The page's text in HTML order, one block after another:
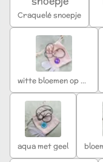
Craquelé snoepje
witte bloemen op paars
aqua met geel